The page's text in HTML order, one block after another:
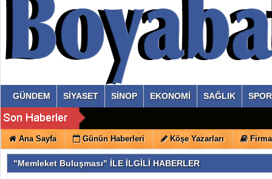
GÜNDEM SİYASET SİNOP EKONOMİ SAĞLIK SPOR
Ana Sayfa Günün Haberleri Köşe Yazarları
"Memleket Buluşması" İLE İLGİLİ HABERLER